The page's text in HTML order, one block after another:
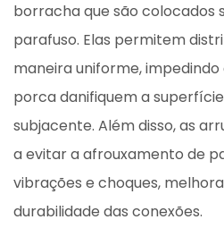
borracha que são colocados
parafuso. Elas permitem
maneira uniforme,
porca danifiquem a
subjacente. Além disso, as
a evitar a afrouxamento de
vibrações e choques,
durabilidade das conexões.